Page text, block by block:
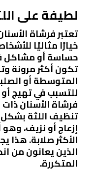
لطيفة على
تعتبر فرشاة
خيارًا مثاليًا
حساسة أو مشاكل
تكون أكثر مرونة
المتوسطة أو
للتسبب في تهيج
فرشاة الأسنان
تنظيف اللثة
إزعاج أو نزيف،
الأكثر صلابة. هذا
الذين يعانون من
المتكررة.